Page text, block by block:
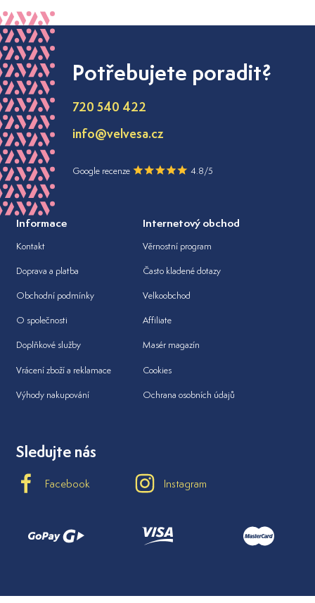
Potřebujete poradit?
720 540 422
info@velvesa.cz
Google recenze 4.8/5
Informace
Kontakt
Doprava a platba
Obchodní podmínky
O společnosti
Doplňkové služby
Vrácení zboží a reklamace
Výhody nakupování
Internetový obchod
Věrnostní program
Často kladené dotazy
Velkoobchod
Affiliate
Masér magazín
Cookies
Ochrana osobních údajů
Sledujte nás
Facebook Instagram